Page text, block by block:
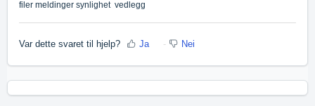
filer meldinger synlighet vedlegg
Var dette svaret til hjelp? Ja Nei